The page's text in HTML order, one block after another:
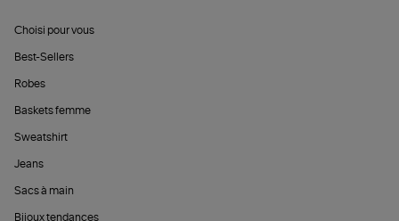
Choisi pour vous
Best-Sellers
Robes
Baskets femme
Sweatshirt
Jeans
Sacs à main
Bijoux tendances